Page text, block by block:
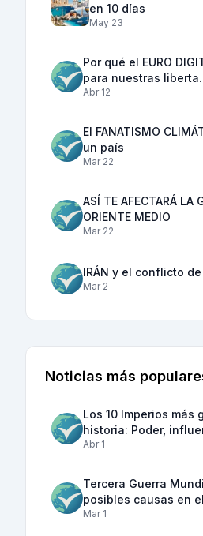
en 10 días
May 23
Por qué el EURO
para nuestras
Abr 12
El FANATISMO
un país
Mar 22
ASÍ TE AFECTARÁ LA
ORIENTE MEDIO
Mar 22
IRÁN y el conflicto
Mar 2
Noticias más
Los 10 Imperios más
historia: Poder,
Abr 1
Tercera Guerra
posibles causas en
Mar 1